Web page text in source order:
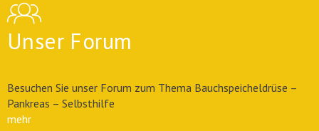
Unser Forum
Besuchen Sie unser Forum zum Thema Bauchspeicheldrüse –
Pankreas – Selbsthilfe
mehr